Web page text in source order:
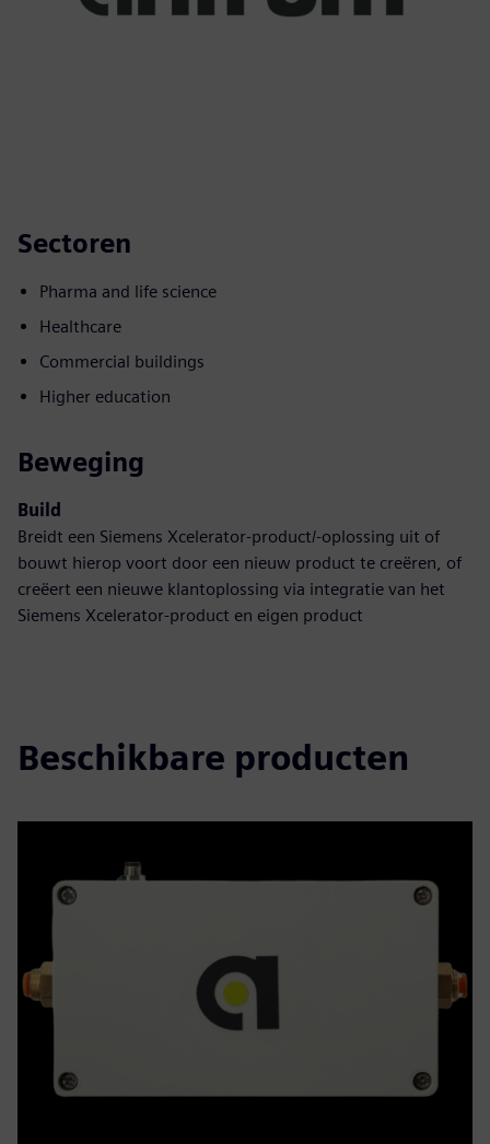
Sectoren
Pharma and life science
Healthcare
Commercial buildings
Higher education
Beweging
Build
Breidt een Siemens Xcelerator-product/-oplossing uit of
bouwt hierop voort door een nieuw product te creëren, of
creëert een nieuwe klantoplossing via integratie van het
Siemens Xcelerator-product en eigen product
Beschikbare producten